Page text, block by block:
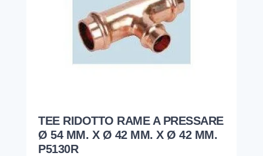
TEE RIDOTTO RAME A PRESSARE
Ø 54 MM. X Ø 42 MM. X Ø 42 MM.
P5130R